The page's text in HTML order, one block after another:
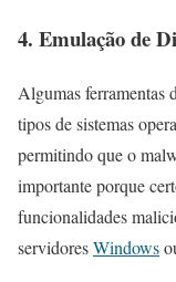
4. Emulação de
Algumas ferramentas
tipos de sistemas
permitindo que o
importante porque
funcionalidades
servidoresWindows